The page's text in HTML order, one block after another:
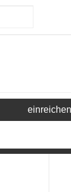
einreichen